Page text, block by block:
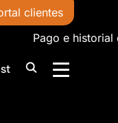
clientes
de facturas —
ALTERNAR